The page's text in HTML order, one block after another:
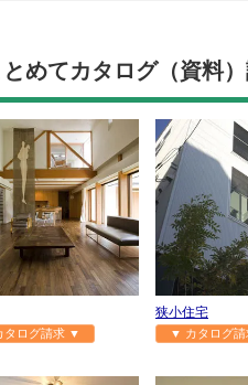
とめてカタログ（資料
タログ請求 ▼
狭小住宅
▼ カタログ